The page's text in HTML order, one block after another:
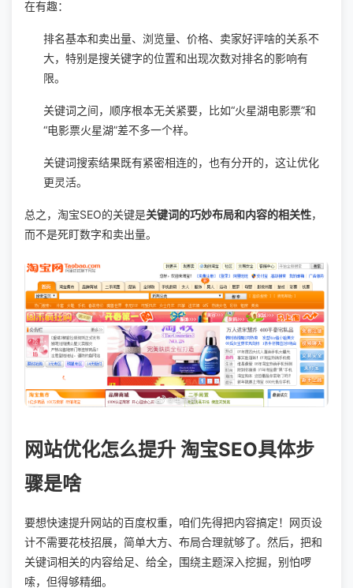
在有趣：
排名基本和卖出量、浏览量、价格、卖家好评啥的关系不
大，特别是搜关键字的位置和出现次数对排名的影响有
限。
关键词之间，顺序根本无关紧要，比如“火星湖电影票”和
“电影票火星湖”差不多一个样。
关键词搜索结果既有紧密相连的，也有分开的，这让优化
更灵活。
总之，淘宝SEO的关键是关键词的巧妙布局和内容的相关性，
而不是死盯数字和卖出量。
网站优化怎么提升 淘宝SEO具体步
骤是啥
要想快速提升网站的百度权重，咱们先得把内容搞定！网页设
计不需要花枝招展，简单大方、布局合理就够了。然后，把和
关键词相关的内容给足、给全，围绕主题深入挖掘，别怕啰
嗦，但得够精细。